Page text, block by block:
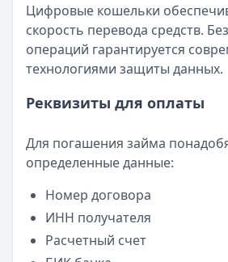
Цифровые кошельки
скорость перевода средств.
операций гарантируется
технологиями защиты данных.
Реквизиты для оплаты
Для погашения займа
определенные данные:
Номер договора
ИНН получателя
Расчетный счет